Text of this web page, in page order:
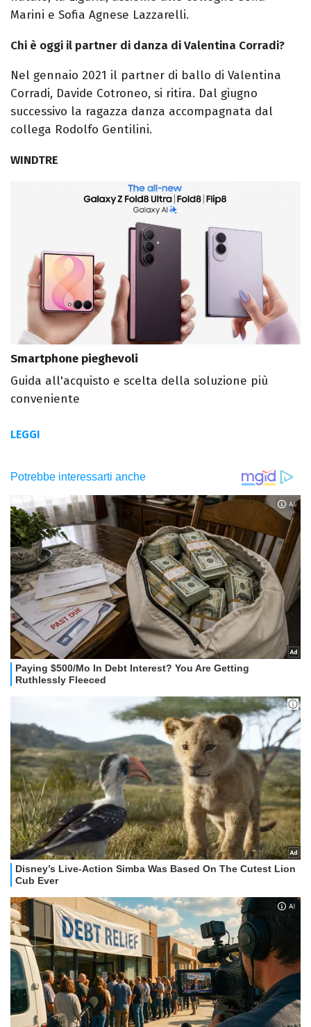
Marini e Sofia Agnese Lazzarelli.
Chi è oggi il partner di danza di Valentina Corradi?
Nel gennaio 2021 il partner di ballo di Valentina
Corradi, Davide Cotroneo, si ritira. Dal giugno
successivo la ragazza danza accompagnata dal
collega Rodolfo Gentilini.
WINDTRE
Smartphone pieghevoli
Guida all'acquisto e scelta della soluzione più
conveniente
LEGGI